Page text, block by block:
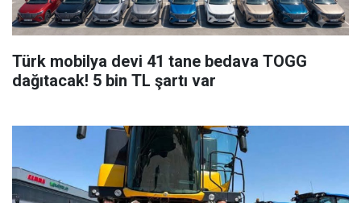
Türk mobilya devi 41 tane bedava TOGG
dağıtacak! 5 bin TL şartı var